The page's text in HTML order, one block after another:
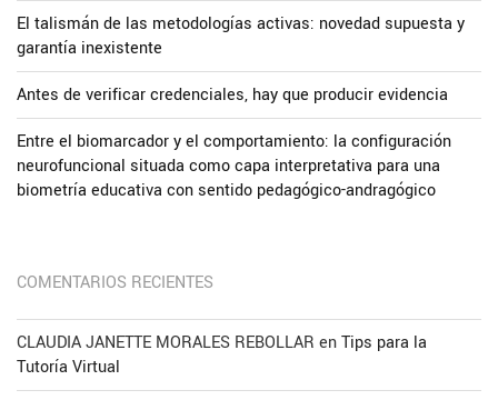
El talismán de las metodologías activas: novedad supuesta y
garantía inexistente
Antes de verificar credenciales, hay que producir evidencia
Entre el biomarcador y el comportamiento: la configuración
neurofuncional situada como capa interpretativa para una
biometría educativa con sentido pedagógico-andragógico
COMENTARIOS RECIENTES
CLAUDIA JANETTE MORALES REBOLLAR enTips para la
Tutoría Virtual